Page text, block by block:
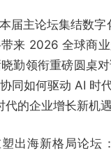
届主论坛集结数
来 2026 全球商
勤领衔重磅圆桌
同如何驱动 AI 时
的企业增长新机遇
出海新格局论坛